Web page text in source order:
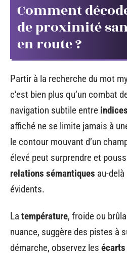
Comment
de proximité
en route ?
Partir à la recherche du mot
c’est bien plus qu’un combat
navigation subtile entre
affiché ne se limite jamais à
le contour mouvant d’un
élevé peut surprendre et
relations sémantiques au-
évidents.
La température, froide ou
nuance, suggère des pistes à
démarche, observez les écarts